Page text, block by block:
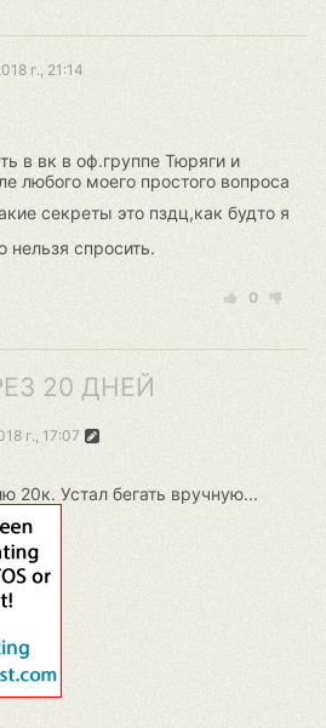
г., 21:14
в вк в оф.группе Тюряги и
любого моего простого вопроса
секреты это пздц,как будто я
нельзя спросить.
0
20 ДНЕЙ
г., 17:07
20к. Устал бегать вручную...